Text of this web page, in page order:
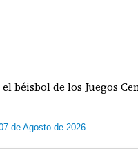
de los Juegos
de Agosto de 2026